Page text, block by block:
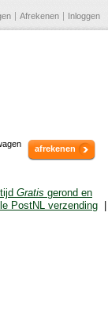
Afrekenen Inloggen
afrekenen
Gratis gerond en
PostNL verzending